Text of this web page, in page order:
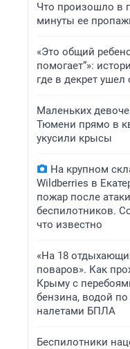
Что произошло в
минуты ее
«Это общий
помогает“»:
где в декрет ушел
Маленьких
Тюмени прямо в
укусили крысы
На крупном
Wildberries в
пожар после атаки
беспилотников.
что известно
«На 18
поваров». Как
Крыму с
бензина, водой по
налетами БПЛА
Беспилотники